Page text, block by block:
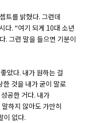
트를 밝혔다. 그런데
다. “여기 되게 10대 소년
. 그런 말을 들으면 기분이
았다. 내가 원하는 걸
한 것을 내가 굳이 말로
공한 거다. 내가
하지 않아도 가만히
이 없다.